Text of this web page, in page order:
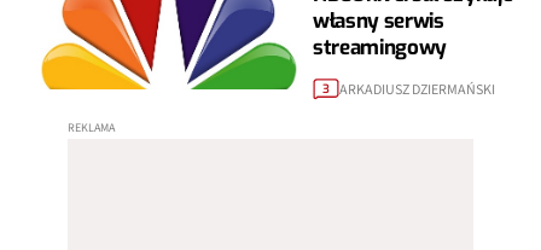
własny serwis
streamingowy
3 ARKADIUSZ DZIERMAŃSKI